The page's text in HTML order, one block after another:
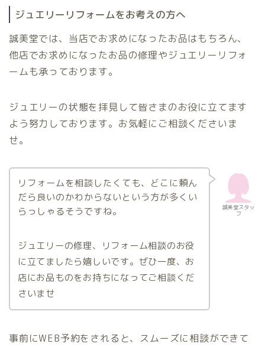
ジュエリーリフォームをお考えの方へ
誠美堂では、当店でお求めになったお品はもちろん、
他店でお求めになったお品の修理やジュエリーリフォ
ームも承っております。
ジュエリーの状態を拝見して皆さまのお役に立てます
よう努力しております。お気軽にご相談くださいま
せ。
誠美堂スタッ
フ
リフォームを相談したくても、どこに頼ん
だら良いのかわからないという方が多くい
らっしゃるそうですね。
ジュエリーの修理、リフォーム相談のお役
に立てましたら嬉しいです。ぜひ一度、お
店にお品ものをお持ちになってご相談くだ
さいませ
事前にWEB予約をされると、スムーズに相談ができて